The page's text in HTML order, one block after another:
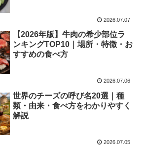
2026.07.07
【2026年版】牛肉の希少部位ラ
ンキングTOP10｜場所・特徴・お
すすめの食べ方
2026.07.06
世界のチーズの呼び名20選｜種
類・由来・食べ方をわかりやすく
解説
2026.07.05